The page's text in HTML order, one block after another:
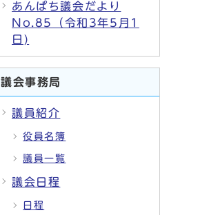
あんぱち議会だより
No.85（令和3年5月1
日)
議会事務局
議員紹介
役員名簿
議員一覧
議会日程
日程